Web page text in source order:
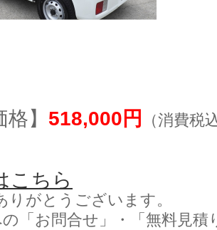
格】 518,000円 （消費税
こちら
りがとうございます。
「お問合せ」・「無料見積